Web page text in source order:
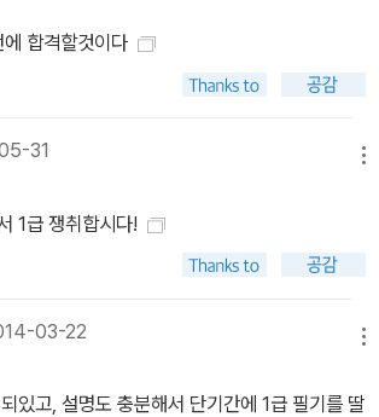
합격할것이다
31
1급 쟁취합시다!
03-22
있고, 설명도 충분해서 단기간에 1급 필기를 딸